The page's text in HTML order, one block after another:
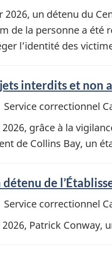
2026, un détenu du
de la personne a
l’identité des
interdits et non
Service correctionnel
2026, grâce à la
de Collins Bay, un
détenu de
Service correctionnel
2026, Patrick Conway,